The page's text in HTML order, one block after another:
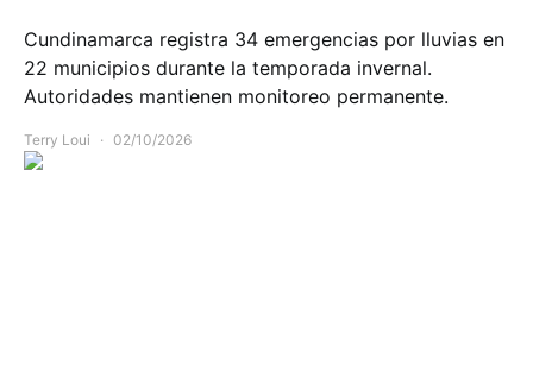
Cundinamarca registra 34 emergencias por lluvias en
22 municipios durante la temporada invernal.
Autoridades mantienen monitoreo permanente.
Terry Loui 02/10/2026